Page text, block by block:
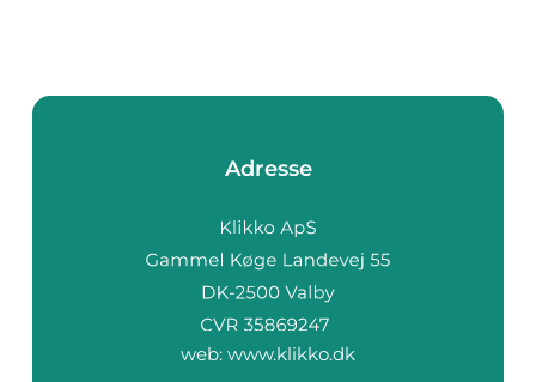
Adresse
web: www.klikko.dk